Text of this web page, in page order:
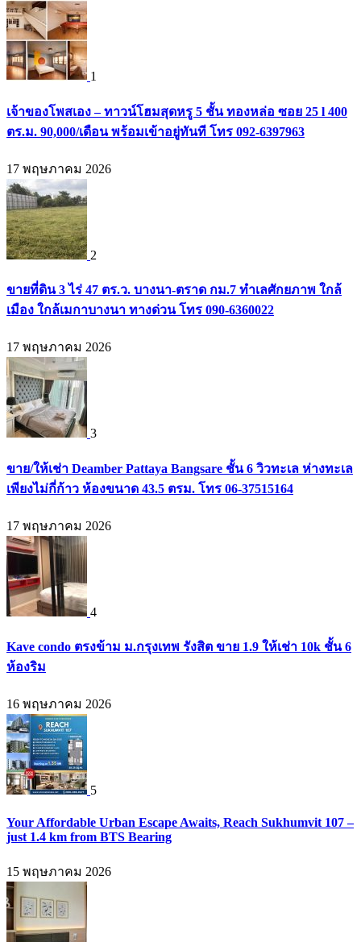
1
เจ้าของโพสเอง – ทาวน์โฮมสุดหรู 5 ชั้น ทองหล่อ ซอย 25 l 400
ตร.ม. 90,000/เดือน พร้อมเข้าอยู่ทันที โทร 092-6397963
17 พฤษภาคม 2026
2
ขายที่ดิน 3 ไร่ 47 ตร.ว. บางนา-ตราด กม.7 ทำเลศักยภาพ ใกล้
เมือง ใกล้เมกาบางนา ทางด่วน โทร 090-6360022
17 พฤษภาคม 2026
3
ขาย/ให้เช่า Deamber Pattaya Bangsare ชั้น 6 วิวทะเล ห่างทะเล
เพียงไม่กี่ก้าว ห้องขนาด 43.5 ตรม. โทร 06-37515164
17 พฤษภาคม 2026
4
Kave condo ตรงข้าม ม.กรุงเทพ รังสิต ขาย 1.9 ให้เช่า 10k ชั้น 6
ห้องริม
16 พฤษภาคม 2026
5
Your Affordable Urban Escape Awaits, Reach Sukhumvit 107 –
just 1.4 km from BTS Bearing
15 พฤษภาคม 2026